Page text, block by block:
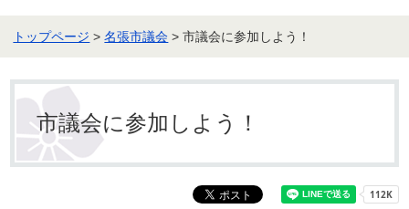
トップページ >名張市議会 > 市議会に参加しよう！
市議会に参加しよう！